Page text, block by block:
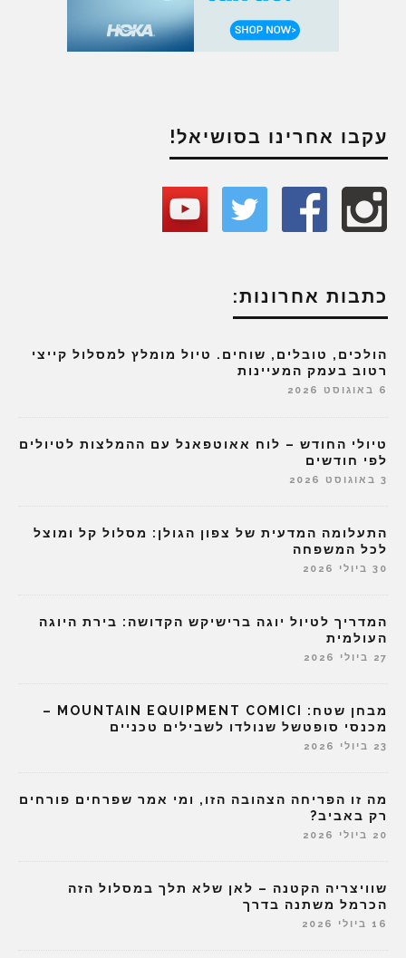
עקבו אחרינו בסושיאל!
כתבות אחרונות:
הולכים, טובלים, שוחים. טיול מומלץ למסלול קייצי
רטוב בעמק המעיינות
6 באוגוסט 2026
טיולי החודש – לוח אאוטפאנל עם ההמלצות לטיולים
לפי חודשים
3 באוגוסט 2026
התעלומה המדעית של צפון הגולן: מסלול קל ומוצל
לכל המשפחה
30 ביולי 2026
המדריך לטיול יוגה ברישיקש הקדושה: בירת היוגה
העולמית
27 ביולי 2026
מבחן שטח: MOUNTAIN EQUIPMENT COMICI –
מכנסי סופטשל שנולדו לשבילים טכניים
23 ביולי 2026
מה זו הפריחה הצהובה הזו, ומי אמר שפרחים פורחים
רק באביב?
20 ביולי 2026
שוויצריה הקטנה – לאן שלא תלך במסלול הזה
הכרמל משתנה בדרך
16 ביולי 2026